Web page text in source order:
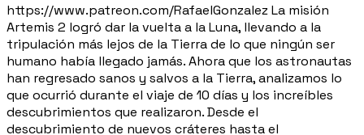
https://www.patreon.com/RafaelGonzalez La misión
Artemis 2 logró dar la vuelta a la Luna, llevando a la
tripulación más lejos de la Tierra de lo que ningún ser
humano había llegado jamás. Ahora que los astronautas
han regresado sanos y salvos a la Tierra, analizamos lo
que ocurrió durante el viaje de 10 días y los increíbles
descubrimientos que realizaron. Desde el
descubrimiento de nuevos cráteres hasta el